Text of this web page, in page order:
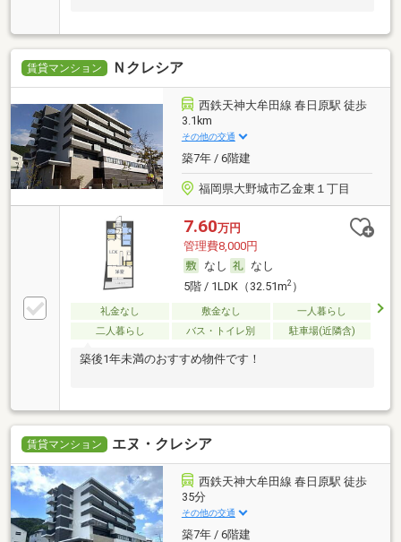
賃貸マンション Ｎクレシア
西鉄天神大牟田線 春日原駅 徒歩
3.1km
その他の交通
築7年 / 6階建
福岡県大野城市乙金東１丁目
7.60万円
管理費8,000円
なし
なし
5階 / 1LDK（32.51m2）
礼金なし 敷金なし
一人暮らし
二人暮らし
バス・トイレ別 駐車場(近隣含)
築後1年未満のおすすめ物件です！
賃貸マンション エヌ・クレシア
西鉄天神大牟田線 春日原駅 徒歩
35分
その他の交通
築7年 / 6階建